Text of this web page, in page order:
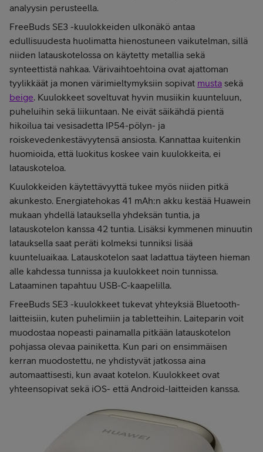
analyysin perusteella.
FreeBuds SE3 -kuulokkeiden ulkonäkö antaa
edullisuudesta huolimatta hienostuneen vaikutelman, sillä
niiden latauskotelossa on käytetty metallia sekä
synteettistä nahkaa. Värivaihtoehtoina ovat ajattoman
tyylikkäät ja monen värimieltymyksiin sopivat musta sekä
beige. Kuulokkeet soveltuvat hyvin musiikin kuunteluun,
puheluihin sekä liikuntaan. Ne eivät säikähdä pientä
hikoilua tai vesisadetta IP54-pölyn- ja
roiskevedenkestävyytensä ansiosta. Kannattaa kuitenkin
huomioida, että luokitus koskee vain kuulokkeita, ei
latauskoteloa.
Kuulokkeiden käytettävyyttä tukee myös niiden pitkä
akunkesto. Energiatehokas 41 mAh:n akku kestää Huawein
mukaan yhdellä latauksella yhdeksän tuntia, ja
latauskotelon kanssa 42 tuntia. Lisäksi kymmenen minuutin
latauksella saat peräti kolmeksi tunniksi lisää
kuunteluaikaa. Latauskotelon saat ladattua täyteen hieman
alle kahdessa tunnissa ja kuulokkeet noin tunnissa.
Lataaminen tapahtuu USB-C-kaapelilla.
FreeBuds SE3 -kuulokkeet tukevat yhteyksiä Bluetooth-
laitteisiin, kuten puhelimiin ja tabletteihin. Laiteparin voit
muodostaa nopeasti painamalla pitkään latauskotelon
pohjassa olevaa painiketta. Kun pari on ensimmäisen
kerran muodostettu, ne yhdistyvät jatkossa aina
automaattisesti, kun avaat kotelon. Kuulokkeet ovat
yhteensopivat sekä iOS- että Android-laitteiden kanssa.